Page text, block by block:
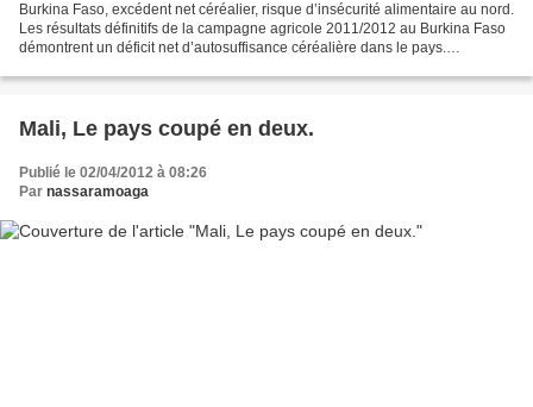
Burkina Faso, excédent net céréalier, risque d’insécurité alimentaire au nord.
Les résultats définitifs de la campagne agricole 2011/2012 au Burkina Faso
démontrent un déficit net d’autosuffisance céréalière dans le pays.
Mali, Le pays coupé en deux.
Publié le 02/04/2012 à 08:26
Par nassaramoaga